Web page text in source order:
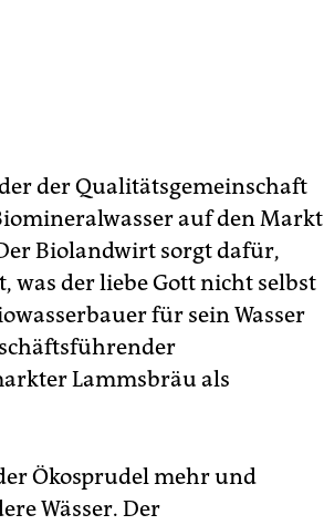
der Qualitätsgemeinschaft
auf den Markt
Biolandwirt sorgt dafür,
was der liebe Gott nicht selbst
für sein Wasser
Lammsbräu als
Ökosprudel mehr und
Wässer. Der